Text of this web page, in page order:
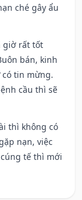
ché gây ẩu
giờ rất tốt
bán, kinh
tin mừng.
cầu thì sẽ
thì không có
nạn, việc
tế thì mới